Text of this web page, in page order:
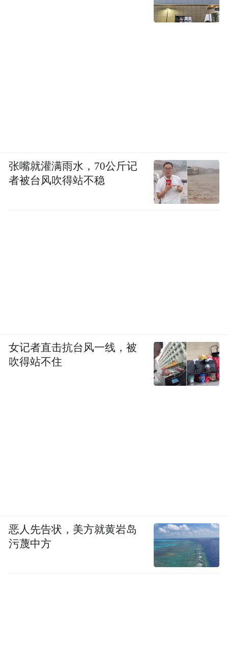
张嘴就灌满雨水，70公斤记
者被台风吹得站不稳
女记者直击抗台风一线，被
吹得站不住
恶人先告状，美方就黄岩岛
污蔑中方